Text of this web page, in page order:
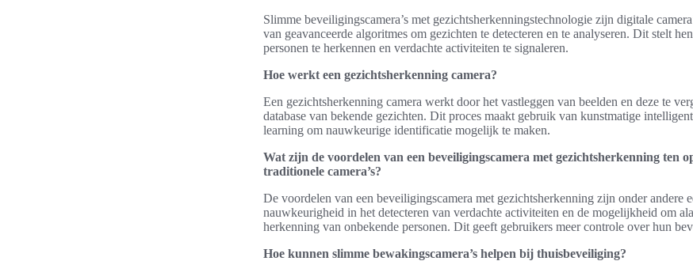
Slimme beveiligingscamera’s met gezichtsherkenningstechnologie zijn digitale
van geavanceerde algoritmes om gezichten te detecteren en te analyseren. Dit stelt
personen te herkennen en verdachte activiteiten te signaleren.
Hoe werkt een gezichtsherkenning camera?
Een gezichtsherkenning camera werkt door het vastleggen van beelden en deze te
database van bekende gezichten. Dit proces maakt gebruik van kunstmatige
learning om nauwkeurige identificatie mogelijk te maken.
Wat zijn de voordelen van een beveiligingscamera met gezichtsherkenning ten
traditionele camera’s?
De voordelen van een beveiligingscamera met gezichtsherkenning zijn onder andere
nauwkeurigheid in het detecteren van verdachte activiteiten en de mogelijkheid om
herkenning van onbekende personen. Dit geeft gebruikers meer controle over hun
Hoe kunnen slimme bewakingscamera’s helpen bij thuisbeveiliging?